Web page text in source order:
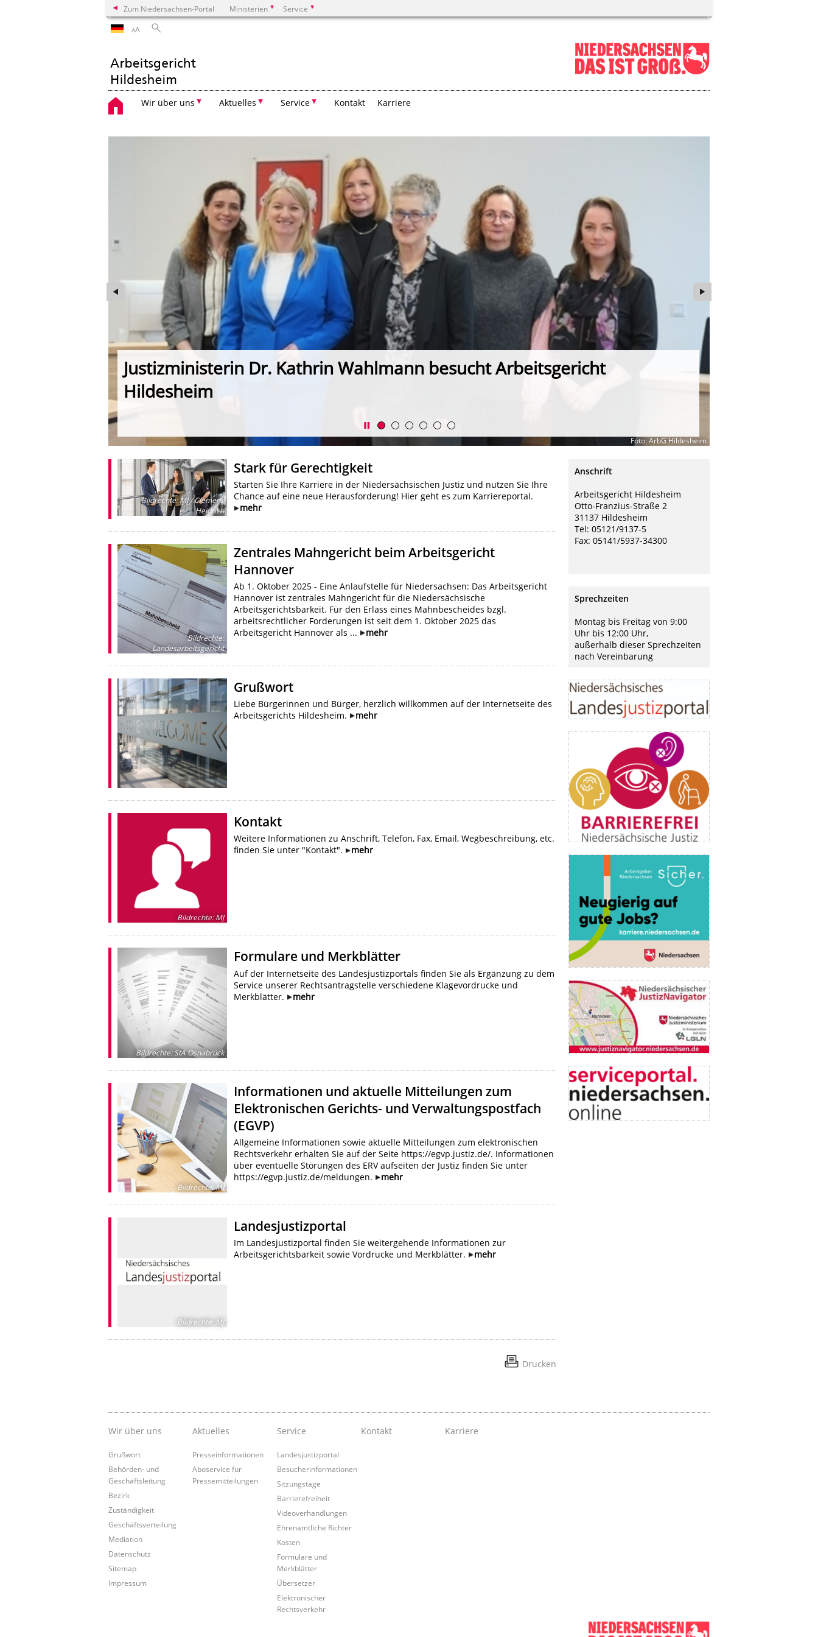
Zum Niedersachsen-Portal Ministerien Service
AA
Wir über uns Aktuelles Service Kontakt Karriere
Justizministerin Dr. Kathrin Wahlmann besucht Arbeitsgericht
Hildesheim
Foto: ArbG Hildesheim
Bildrechte:MJ / Clemens
Heidrich
Stark für Gerechtigkeit
Starten Sie Ihre Karriere in der Niedersächsischen Justiz und nutzen Sie Ihre
Chance auf eine neue Herausforderung! Hier geht es zum Karriereportal.
mehr
Bildrechte:
Landesarbeitsgericht
Zentrales Mahngericht beim Arbeitsgericht
Hannover
Ab 1. Oktober 2025 - Eine Anlaufstelle für Niedersachsen: Das Arbeitsgericht
Hannover ist zentrales Mahngericht für die Niedersächsische
Arbeitsgerichtsbarkeit. Für den Erlass eines Mahnbescheides bzgl.
arbeitsrechtlicher Forderungen ist seit dem 1. Oktober 2025 das
Arbeitsgericht Hannover als ...
mehr
Grußwort
Liebe Bürgerinnen und Bürger, herzlich willkommen auf der Internetseite des
Arbeitsgerichts Hildesheim.
mehr
Bildrechte:MJ
Kontakt
Weitere Informationen zu Anschrift, Telefon, Fax, Email, Wegbeschreibung, etc.
finden Sie unter "Kontakt".
mehr
Bildrechte:StA Osnabrück
Formulare und Merkblätter
Auf der Internetseite des Landesjustizportals finden Sie als Ergänzung zu dem
Service unserer Rechtsantragstelle verschiedene Klagevordrucke und
Merkblätter.
mehr
Bildrechte:MJ
Informationen und aktuelle Mitteilungen zum
Elektronischen Gerichts- und Verwaltungspostfach
(EGVP)
Allgemeine Informationen sowie aktuelle Mitteilungen zum elektronischen
Rechtsverkehr erhalten Sie auf der Seite https://egvp.justiz.de/. Informationen
über eventuelle Störungen des ERV aufseiten der Justiz finden Sie unter
https://egvp.justiz.de/meldungen.
mehr
Bildrechte: MJ
Landesjustizportal
Im Landesjustizportal finden Sie weitergehende Informationen zur
Arbeitsgerichtsbarkeit sowie Vordrucke und Merkblätter.
mehr
Drucken
Anschrift
Arbeitsgericht Hildesheim
Otto-Franzius-Straße 2
31137 Hildesheim
Tel: 05121/9137-5
Fax: 05141/5937-34300
Sprechzeiten
Montag bis Freitag von 9:00
Uhr bis 12:00 Uhr,
außerhalb dieser Sprechzeiten
nach Vereinbarung
Wir über uns
Grußwort
Behörden- und
Geschäftsleitung
Bezirk
Zuständigkeit
Geschäftsverteilung
Mediation
Datenschutz
Sitemap
Impressum
Aktuelles
Presseinformationen
Aboservice für
Pressemitteilungen
Service
Landesjustizportal
Besucherinformationen
Sitzungstage
Barrierefreiheit
Videoverhandlungen
Ehrenamtliche Richter
Kosten
Formulare und
Merkblätter
Übersetzer
Elektronischer
Rechtsverkehr
Kontakt Karriere